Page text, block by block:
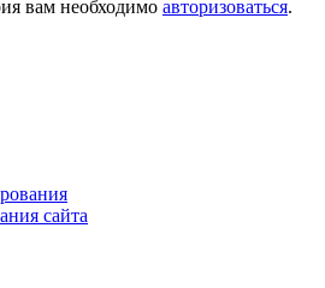
вам необходимо авторизоваться.
сайта